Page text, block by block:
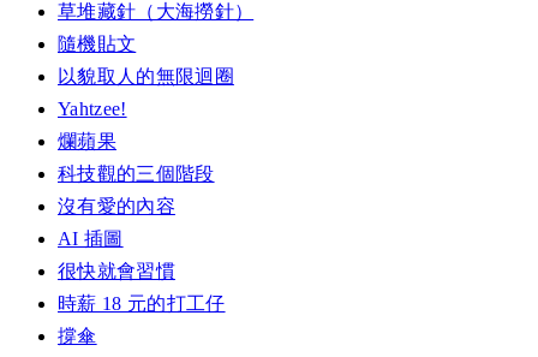
草堆藏針（大海撈針）
隨機貼文
以貌取人的無限迴圈
Yahtzee!
爛蘋果
科技觀的三個階段
沒有愛的內容
AI 插圖
很快就會習慣
時薪 18 元的打工仔
撐傘